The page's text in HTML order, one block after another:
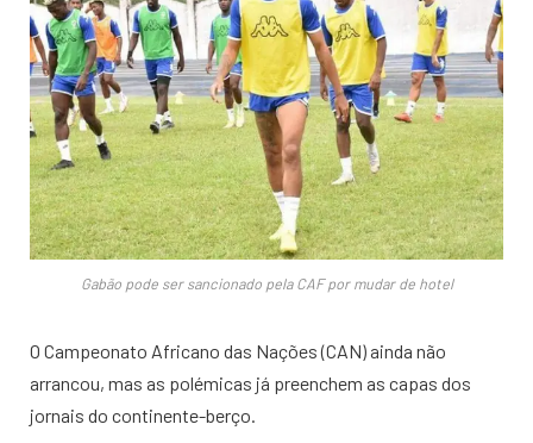
Gabão pode ser sancionado pela CAF por mudar de hotel
O Campeonato Africano das Nações (CAN) ainda não
arrancou, mas as polémicas já preenchem as capas dos
jornais do continente-berço.